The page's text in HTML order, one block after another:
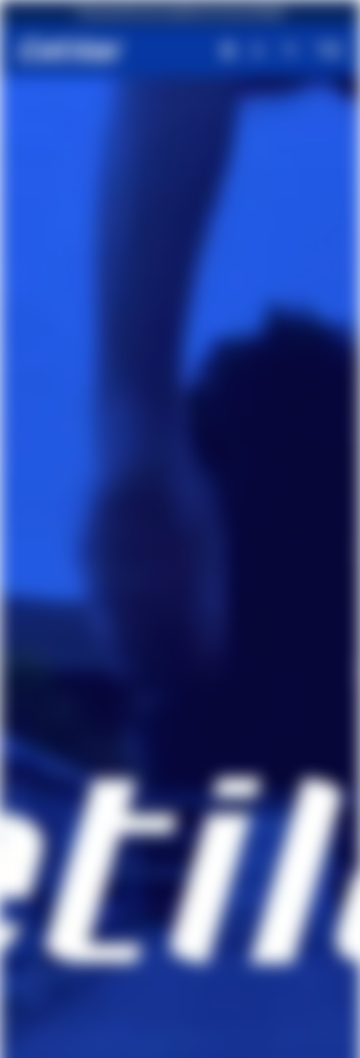
Envío gratuito para pedidos de más de €49,90